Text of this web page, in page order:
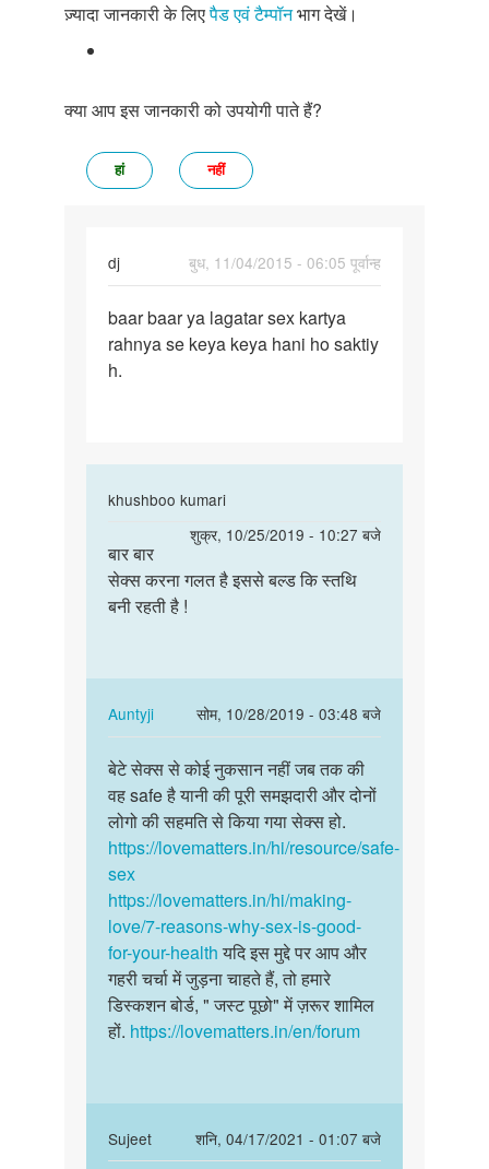
ज़्यादा जानकारी के लिएपैड एवं टैम्पॉनभाग देखें।
क्या आप इस जानकारी को उपयोगी पाते हैं?
हां नहीं
dj
बुध, 11/04/2015 - 06:05 पूर्वान्ह
baar
baar
ya
baar baar ya lagatar sex kartya
rahnya se keya keya hani ho saktiy
h.
khushboo kumari
शुक्र, 10/25/2019 - 10:27 बजे
In
baar
sex
by
dj
बार
बार
सेक्स
है…
बार बार
सेक्स करना गलत है इससे बल्ड कि स्तथि
बनी रहती है !
Auntyji
सोम, 10/28/2019 - 03:48 बजे
In
reply
to
बार
बार
सेक्स
गलत
है…
by
khushboo
kumari
बेटे
सेक्स
से
कोई
नुकसान…
बेटे सेक्स से कोई नुकसान नहीं जब तक की
वह safe है यानी की पूरी समझदारी और दोनों
लोगो की सहमति से किया गया सेक्स हो.
https://lovematters.in/hi/resource/safe-
sex
https://lovematters.in/hi/making-
love/7-reasons-why-sex-is-good-
for-your-healthयदि इस मुद्दे पर आप और
गहरी चर्चा में जुड़ना चाहते हैं, तो हमारे
डिस्कशन बोर्ड, " जस्ट पूछो" में ज़रूर शामिल
हों. https://lovematters.in/en/forum
Sujeet
शनि, 04/17/2021 - 01:07 बजे
In
reply